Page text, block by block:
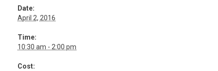
Date:
April 2, 2016
Time:
10:30 am - 2:00 pm
Cost: